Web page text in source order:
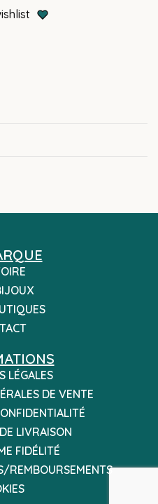
LÉGALES
DE VENTE
LIVRAISON
FIDÉLITÉ
REMBOURSEMENTS